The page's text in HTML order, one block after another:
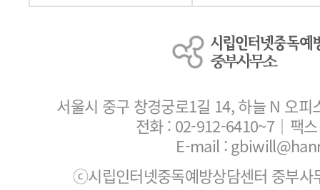
서울시 중구 창경궁로1길 14, 하늘 N 오
전화 : 02-912-6410~7 ｜팩
E-mail :
ⓒ시립인터넷중독예방상담센터 중부